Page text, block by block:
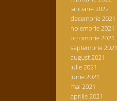
ianuarie 2022
decembrie 2021
noiembrie 2021
octombrie 2021
septembrie 2021
august 2021
iulie 2021
iunie 2021
mai 2021
aprilie 2021